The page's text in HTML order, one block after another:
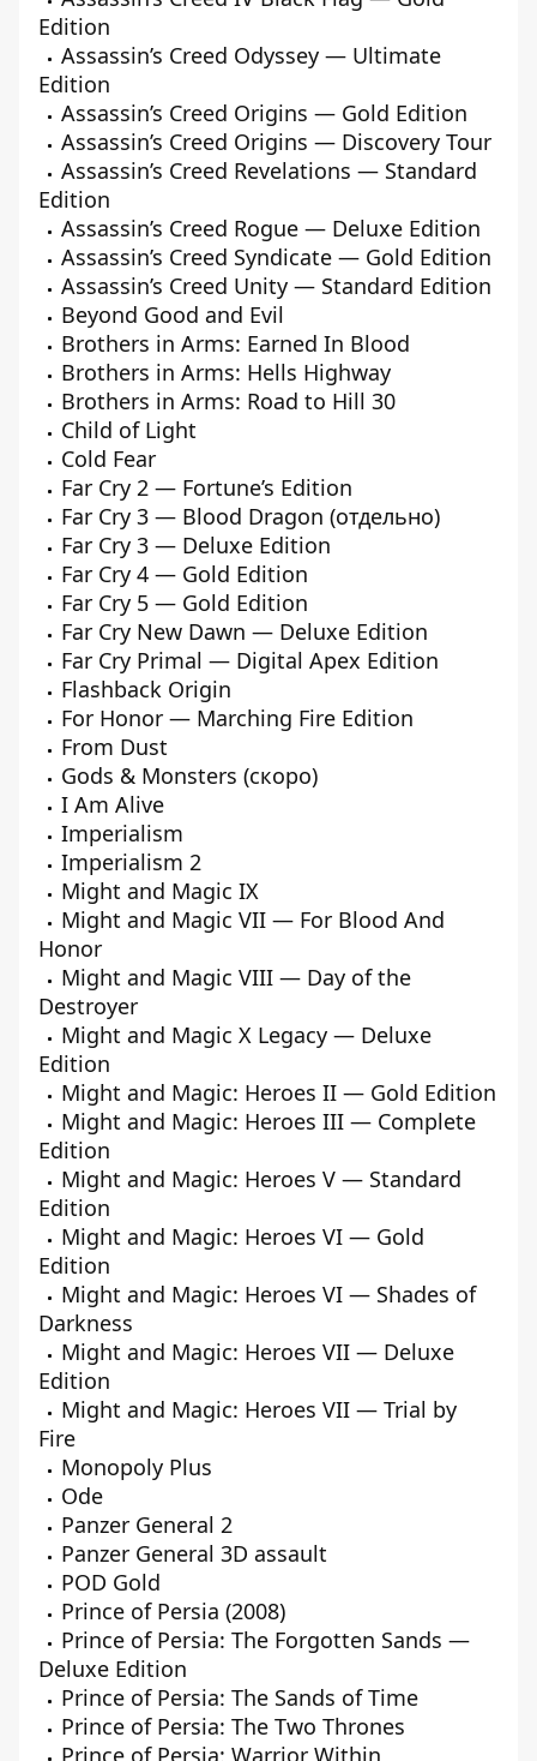
Edition
Assassin’s Creed Odyssey — Ultimate
Edition
Assassin’s Creed Origins — Gold Edition
Assassin’s Creed Origins — Discovery Tour
Assassin’s Creed Revelations — Standard
Edition
Assassin’s Creed Rogue — Deluxe Edition
Assassin’s Creed Syndicate — Gold Edition
Assassin’s Creed Unity — Standard Edition
Beyond Good and Evil
Brothers in Arms: Earned In Blood
Brothers in Arms: Hells Highway
Brothers in Arms: Road to Hill 30
Child of Light
Cold Fear
Far Cry 2 — Fortune’s Edition
Far Cry 3 — Blood Dragon (отдельно)
Far Cry 3 — Deluxe Edition
Far Cry 4 — Gold Edition
Far Cry 5 — Gold Edition
Far Cry New Dawn — Deluxe Edition
Far Cry Primal — Digital Apex Edition
Flashback Origin
For Honor — Marching Fire Edition
From Dust
Gods & Monsters (скоро)
I Am Alive
Imperialism
Imperialism 2
Might and Magic IX
Might and Magic VII — For Blood And
Honor
Might and Magic VIII — Day of the
Destroyer
Might and Magic X Legacy — Deluxe
Edition
Might and Magic: Heroes II — Gold Edition
Might and Magic: Heroes III — Complete
Edition
Might and Magic: Heroes V — Standard
Edition
Might and Magic: Heroes VI — Gold
Edition
Might and Magic: Heroes VI — Shades of
Darkness
Might and Magic: Heroes VII — Deluxe
Edition
Might and Magic: Heroes VII — Trial by
Fire
Monopoly Plus
Ode
Panzer General 2
Panzer General 3D assault
POD Gold
Prince of Persia (2008)
Prince of Persia: The Forgotten Sands —
Deluxe Edition
Prince of Persia: The Sands of Time
Prince of Persia: The Two Thrones
Prince of Persia: Warrior Within